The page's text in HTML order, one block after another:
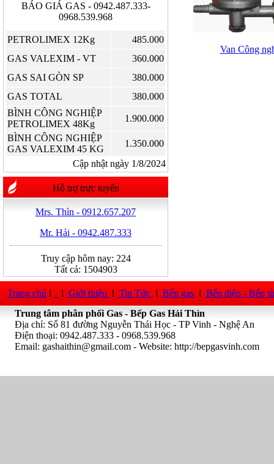
BÁO GIÁ GAS - 0942.487.333-
0968.539.968
PETROLIMEX 12Kg
485.000
GAS VALEXIM - VT
360.000
GAS SAI GÒN SP
380.000
GAS TOTAL
380.000
BÌNH CÔNG NGHIỆP
PETROLIMEX 48Kg
1.900.000
BÌNH CÔNG NGHIỆP
GAS VALEXIM 45 KG
1.350.000
Cập nhật ngày 1/8/2024
Hỗ trợ trực tuyến
Mrs. Thìn - 0912.657.207
Mr. Hải - 0942.487.333
Truy cập hôm nay: 224
Tất cả: 1504903
Van Công
Trang chủ l l Giới thiệu l Tin Tức l Bếp gas l Bếp điện - Bếp
Trung tâm phân phối Gas - Bếp Gas Hải Thìn
Địa chỉ: Số 81 đường Nguyễn Thái Học - TP Vinh - Nghệ An
Điện thoại: 0942.487.333 - 0968.539.968
Email: gashaithin@gmail.com - Website: http://bepgasvinh.com